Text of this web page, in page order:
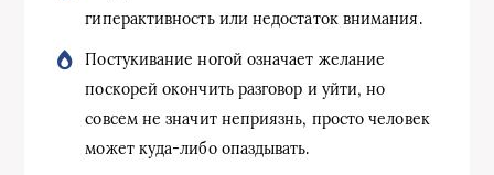
гиперактивность или недостаток внимания.
Постукивание ногой означает желание
поскорей окончить разговор и уйти, но
совсем не значит неприязнь, просто человек
может куда-либо опаздывать.